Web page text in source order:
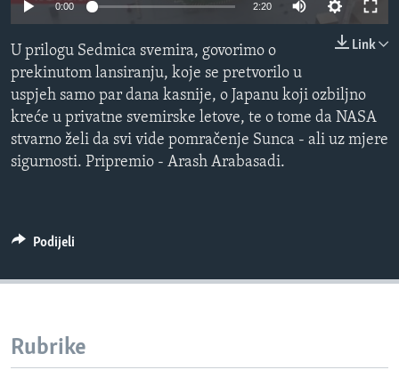
MAGAZIN
O GLASU AMERIKE
Learning English
PRATITE NAS
0:00 2:20
Link
U prilogu Sedmica svemira, govorimo o
prekinutom lansiranju, koje se pretvorilo u
uspjeh samo par dana kasnije, o Japanu koji ozbiljno
kreće u privatne svemirske letove, te o tome da NASA
stvarno želi da svi vide pomračenje Sunca - ali uz mjere
sigurnosti. Pripremio - Arash Arabasadi.
Podijeli
Rubrike